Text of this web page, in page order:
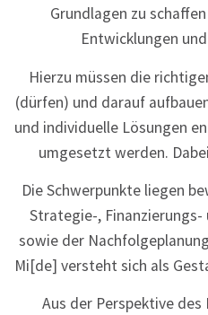
Grundlagen zu
Entwicklungen
Hierzu müssen die
(dürfen) und darauf
und individuelle Lösungen
umgesetzt werden.
Die Schwerpunkte liegen
Strategie-,
sowie der
Mi[de] versteht sich als
Aus der Perspektive